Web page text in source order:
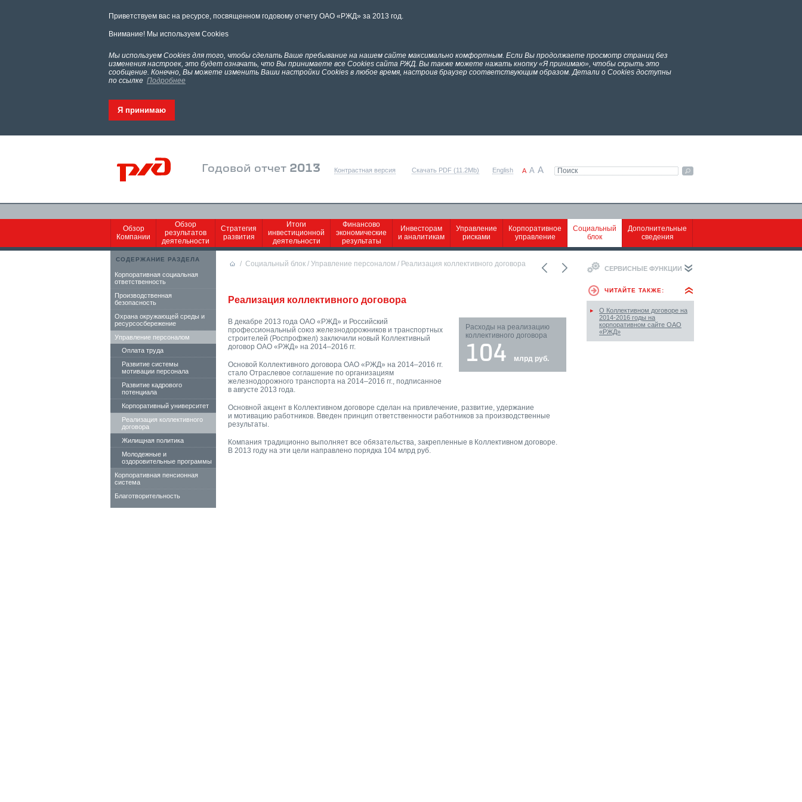
Приветствуем вас на ресурсе, посвященном годовому отчету ОАО «РЖД» за 2013 год.
Внимание! Мы используем Cookies
Мы используем Cookies для того, чтобы сделать Ваше пребывание на нашем сайте максимально комфортным. Если Вы продолжаете просмотр страниц без
изменения настроек, это будет означать, что Вы принимаете все Cookies сайта РЖД. Вы также можете нажать кнопку «Я принимаю», чтобы скрыть это
сообщение. Конечно, Вы можете изменить Ваши настройки Cookies в любое время, настроив браузер соответствующим образом. Детали о Cookies доступны
по ссылке Подробнее
Я принимаю
Годовой отчет 2013 English A A A
Контрастная версия Скачать PDF (11.2Mb)
Обзор
Компании
Обзор
результатов
деятельности
Стратегия
развития
Итоги
инвестиционной
деятельности
Финансово
экономические
результаты
Инвесторам
и аналитикам
Управление
рисками
Корпоративное
управление
Социальный
блок
Дополнительные
сведения
СОДЕРЖАНИЕ РАЗДЕЛА
Корпоративная социальная
ответственность
Производственная
безопасность
Охрана окружающей среды и
ресурсосбережение
Управление персоналом
Оплата труда
Развитие системы
мотивации персонала
Развитие кадрового
потенциала
Корпоративный университет
Реализация коллективного
договора
Жилищная политика
Молодежные и
оздоровительные программы
Корпоративная пенсионная
система
Благотворительность
СЕРВИСНЫЕ ФУНКЦИИ
ЧИТАЙТЕ ТАКЖЕ:
О Коллективном договоре на
2014-2016 годы на
корпоративном сайте ОАО
«РЖД»
/ Социальный блок / Управление персоналом / Реализация коллективного договора
Реализация коллективного договора
В декабре 2013 года ОАО «РЖД» и Российский
профессиональный союз железнодорожников и транспортных
строителей (Роспрофжел) заключили новый Коллективный
договор ОАО «РЖД» на 2014–2016 гг.
Основой Коллективного договора ОАО «РЖД» на 2014–2016 гг.
стало Отраслевое соглашение по организациям
железнодорожного транспорта на 2014–2016 гг., подписанное
в августе 2013 года.
Расходы на реализацию
коллективного договора
104 млрд руб.
Основной акцент в Коллективном договоре сделан на привлечение, развитие, удержание
и мотивацию работников. Введен принцип ответственности работников за производственные
результаты.
Компания традиционно выполняет все обязательства, закрепленные в Коллективном договоре.
В 2013 году на эти цели направлено порядка 104 млрд руб.